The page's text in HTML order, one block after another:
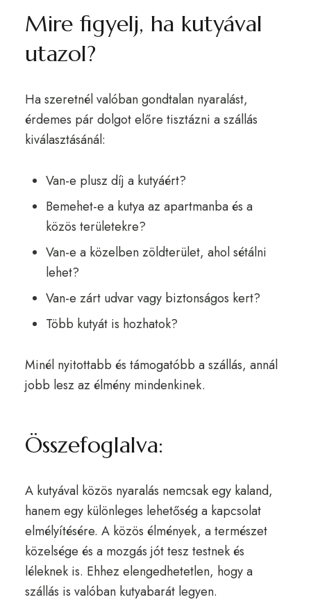
Mire figyelj, ha kutyával
utazol?
Ha szeretnél valóban gondtalan nyaralást,
érdemes pár dolgot előre tisztázni a szállás
kiválasztásánál:
Van-e plusz díj a kutyáért?
Bemehet-e a kutya az apartmanba és a
közös területekre?
Van-e a közelben zöldterület, ahol sétálni
lehet?
Van-e zárt udvar vagy biztonságos kert?
Több kutyát is hozhatok?
Minél nyitottabb és támogatóbb a szállás, annál
jobb lesz az élmény mindenkinek.
Összefoglalva:
A kutyával közös nyaralás nemcsak egy kaland,
hanem egy különleges lehetőség a kapcsolat
elmélyítésére. A közös élmények, a természet
közelsége és a mozgás jót tesz testnek és
léleknek is. Ehhez elengedhetetlen, hogy a
szállás is valóban kutyabarát legyen.